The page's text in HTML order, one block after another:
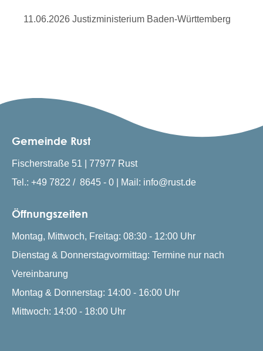
11.06.2026 Justizministerium Baden-Württemberg
Gemeinde Rust
Fischerstraße 51 | 77977 Rust
Tel.: +49 7822 / 8645 - 0 | Mail: info@rust.de
Öffnungszeiten
Montag, Mittwoch, Freitag: 08:30 - 12:00 Uhr
Dienstag & Donnerstagvormittag: Termine nur nach
Vereinbarung
Montag & Donnerstag: 14:00 - 16:00 Uhr
Mittwoch: 14:00 - 18:00 Uhr